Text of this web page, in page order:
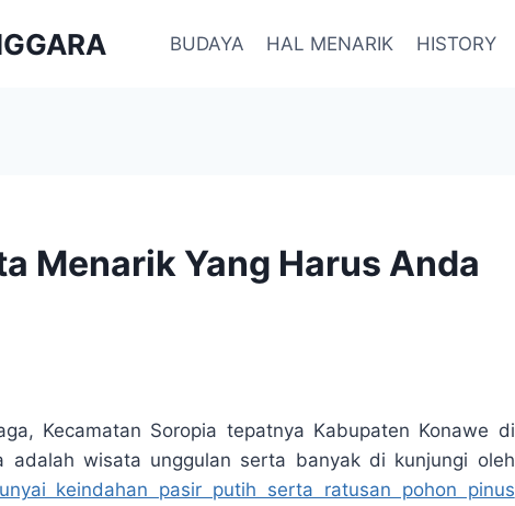
BUDAYA HAL MENARIK HISTORY
Menarik Yang Harus Anda
Kecamatan Soropia tepatnya Kabupaten Konawe di
adalah wisata unggulan serta banyak di kunjungi oleh
keindahan pasir putih serta ratusan pohon pinus